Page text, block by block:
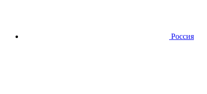
Россия